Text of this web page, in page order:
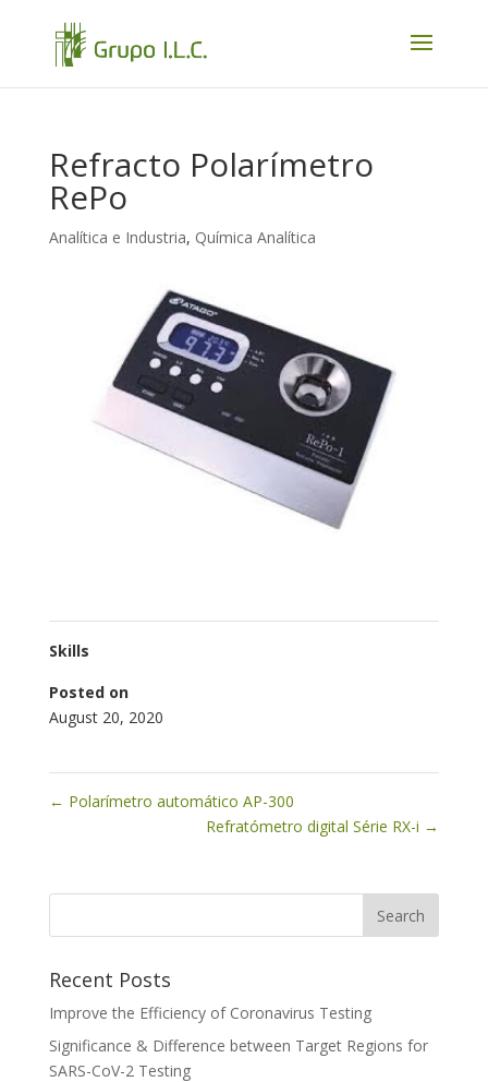
Refracto Polarímetro
RePo
Analítica e Industria, Química Analítica
Skills
Posted on
August 20, 2020
← Polarímetro automático AP-300
Refratómetro digital Série RX-i →
Recent Posts
Improve the Efficiency of Coronavirus Testing
Significance & Difference between Target Regions for
SARS-CoV-2 Testing